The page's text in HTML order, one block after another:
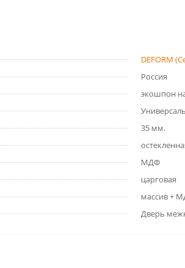
DEFORM
Россия
экошпон
35 мм.
МДФ
царговая
массив +
Дверь